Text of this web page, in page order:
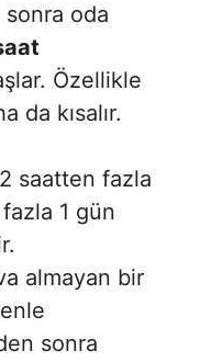
oda
Özellikle
da kısalır.
saatten fazla
1 gün
almayan bir
sonra